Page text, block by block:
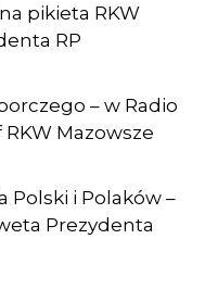
pikieta RKW
RP
– w Radio
Mazowsze
Polski i Polaków –
Prezydenta